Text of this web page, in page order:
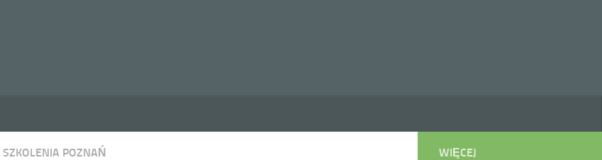
SZKOLENIA POZNAŃ WIĘCEJ